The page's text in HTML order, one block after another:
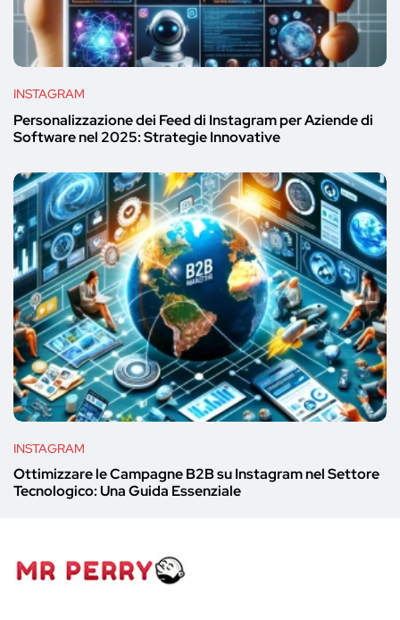
INSTAGRAM
Personalizzazione dei Feed di Instagram per Aziende di
Software nel 2025: Strategie Innovative
INSTAGRAM
Ottimizzare le Campagne B2B su Instagram nel Settore
Tecnologico: Una Guida Essenziale